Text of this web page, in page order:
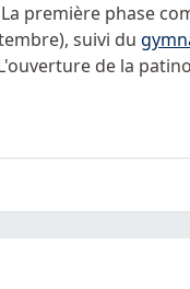
première phase
suivi du
de la